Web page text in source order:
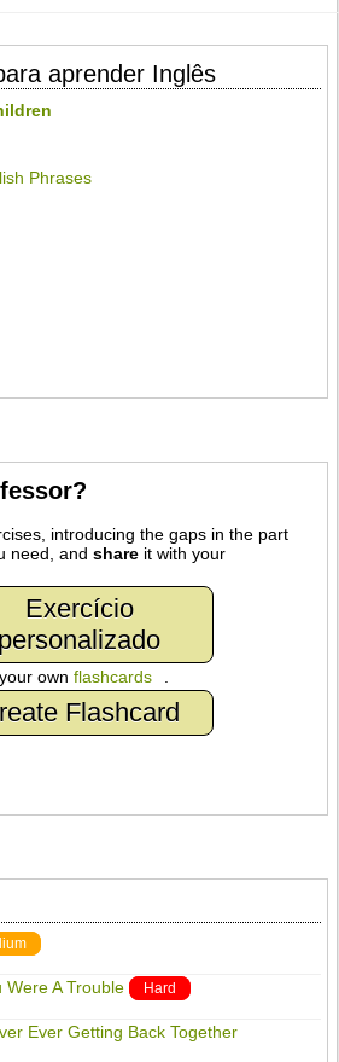
aprender Inglês
Phrases
introducing the gaps in the part
need, andshare it with your
Exercício
personalizado
your ownflashcards
Flashcard
Were A Trouble Hard
Ever Getting Back Together